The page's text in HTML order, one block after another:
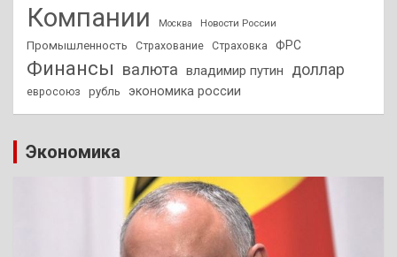
Компании Москва Новости России
Промышленность Страхование Страховка ФРС
Финансы валюта владимир путин доллар
евросоюз рубль экономика россии
Экономика